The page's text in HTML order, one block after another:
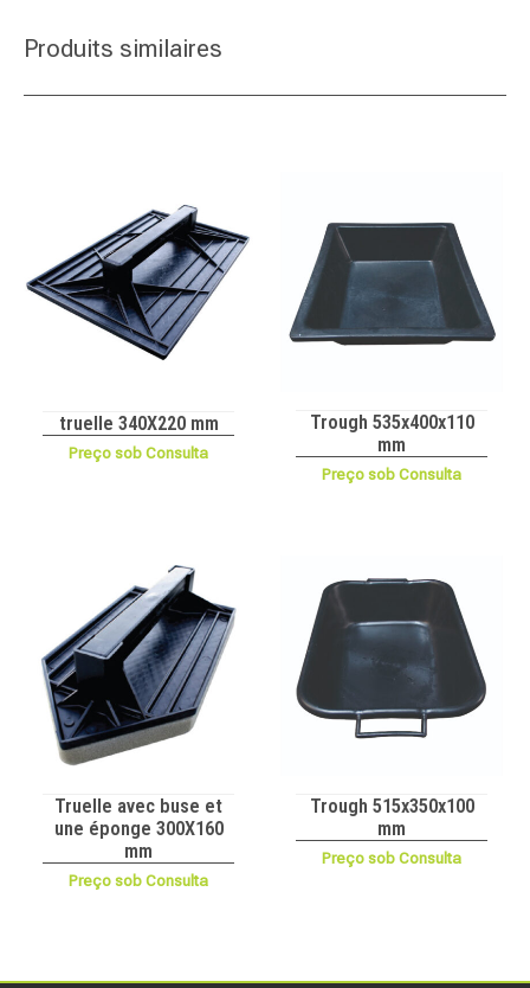
Produits similaires
truelle 340X220 mm
Preço sob Consulta
Trough 535x400x110
mm
Preço sob Consulta
Truelle avec buse et
une éponge 300X160
mm
Preço sob Consulta
Trough 515x350x100
mm
Preço sob Consulta